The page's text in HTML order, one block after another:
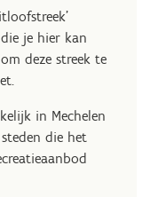
je hier kan
deze streek te
in Mechelen
die het